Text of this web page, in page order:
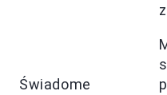
Świadome